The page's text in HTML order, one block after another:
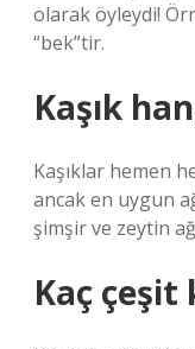
olarak öyleydi!
“bek”tir.
Kaşık
Kaşıklar hemen
ancak en uygun
şimşir ve zeytin
Kaç çeşit